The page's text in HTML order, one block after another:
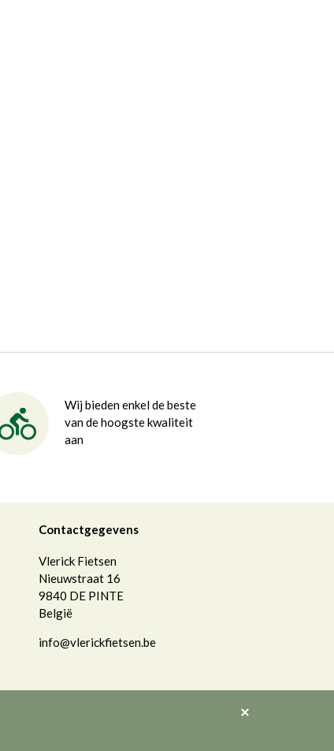
Wij bieden enkel de beste
van de hoogste kwaliteit
aan
Contactgegevens
Vlerick Fietsen
Nieuwstraat 16
9840 DE PINTE
België
info@vlerickfietsen.be